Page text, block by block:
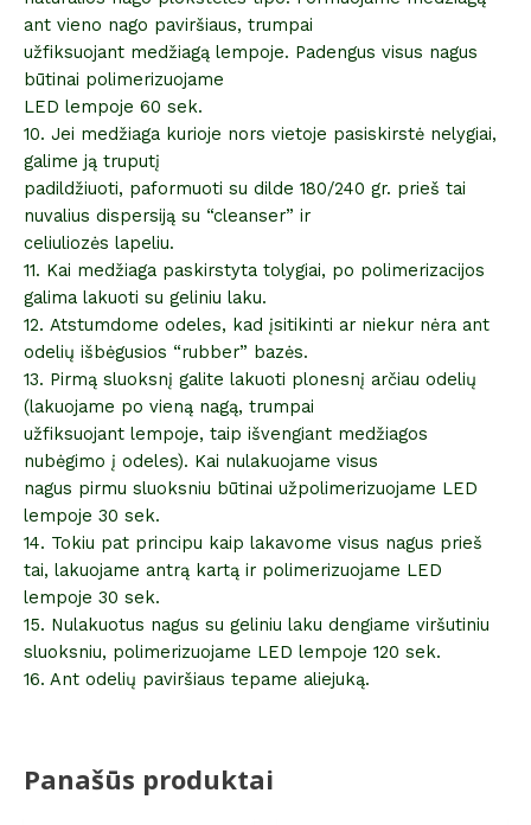
ant vieno nago paviršiaus, trumpai
užfiksuojant medžiagą lempoje. Padengus visus nagus
būtinai polimerizuojame
LED lempoje 60 sek.
10. Jei medžiaga kurioje nors vietoje pasiskirstė nelygiai,
galime ją truputį
padildžiuoti, paformuoti su dilde 180/240 gr. prieš tai
nuvalius dispersiją su “cleanser” ir
celiuliozės lapeliu.
11. Kai medžiaga paskirstyta tolygiai, po polimerizacijos
galima lakuoti su geliniu laku.
12. Atstumdome odeles, kad įsitikinti ar niekur nėra ant
odelių išbėgusios “rubber” bazės.
13. Pirmą sluoksnį galite lakuoti plonesnį arčiau odelių
(lakuojame po vieną nagą, trumpai
užfiksuojant lempoje, taip išvengiant medžiagos
nubėgimo į odeles). Kai nulakuojame visus
nagus pirmu sluoksniu būtinai užpolimerizuojame LED
lempoje 30 sek.
14. Tokiu pat principu kaip lakavome visus nagus prieš
tai, lakuojame antrą kartą ir polimerizuojame LED
lempoje 30 sek.
15. Nulakuotus nagus su geliniu laku dengiame viršutiniu
sluoksniu, polimerizuojame LED lempoje 120 sek.
16. Ant odelių paviršiaus tepame aliejuką.
Panašūs produktai